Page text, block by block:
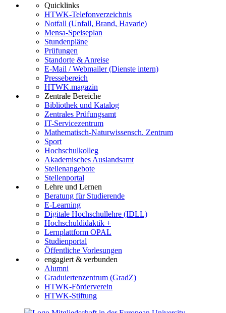
Quicklinks
HTWK-Telefonverzeichnis
Notfall (Unfall, Brand, Havarie)
Mensa-Speiseplan
Stundenpläne
Prüfungen
Standorte & Anreise
E-Mail / Webmailer (Dienste intern)
Pressebereich
HTWK.magazin
Zentrale Bereiche
Bibliothek und Katalog
Zentrales Prüfungsamt
IT-Servicezentrum
Mathematisch-Naturwissensch. Zentrum
Sport
Hochschulkolleg
Akademisches Auslandsamt
Stellenangebote
Stellenportal
Lehre und Lernen
Beratung für Studierende
E-Learning
Digitale Hochschullehre (IDLL)
Hochschuldidaktik +
Lernplattform OPAL
Studienportal
Öffentliche Vorlesungen
engagiert & verbunden
Alumni
Graduiertenzentrum (GradZ)
HTWK-Förderverein
HTWK-Stiftung